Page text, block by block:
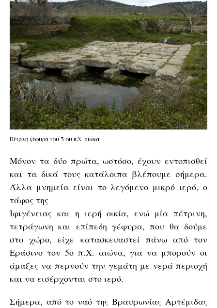
Πέτρινη γέφυρα του 5 ου π.Χ. αιώνα
Μόνον τα δύο πρώτα, ωστόσο, έχουν εντοπισθεί
και τα δικά τους κατάλοιπα βλέπουμε σήμερα.
Άλλα μνημεία είναι το λεγόμενο μικρό ιερό, ο
τάφος της
Ιφιγένειας και η ιερή οικία, ενώ μία πέτρινη,
τετράγωνη και επίπεδη γέφυρα, που θα δούμε
στο χώρο, είχε κατασκευαστεί πάνω από τον
Εράσινο τον 5ο π.Χ. αιώνα, για να μπορούν οι
άμαξες να περνούν την γεμάτη με νερά περιοχή
και να εισέρχονται στο ιερό.
Σήμερα, από το ναό της Βραυρωνίας Αρτέμιδας